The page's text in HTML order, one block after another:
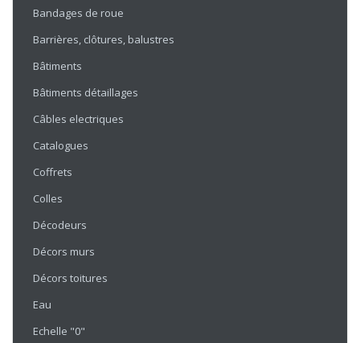
Bandages de roue
Barrières, clôtures, balustres
Bâtiments
Bâtiments détaillages
Câbles electriques
Catalogues
Coffrets
Colles
Décodeurs
Décors murs
Décors toitures
Eau
Echelle "0"